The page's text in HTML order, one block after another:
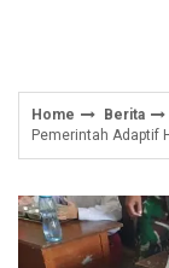
Home
Berita
Pemerintah Adaptif